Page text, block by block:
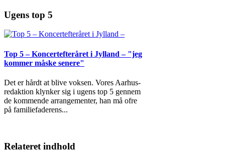
Ugens top 5
Top 5 – Koncertefteråret i Jylland – "jeg
kommer måske senere"
Det er hårdt at blive voksen. Vores Aarhus-
redaktion klynker sig i ugens top 5 gennem
de kommende arrangementer, han må ofre
på familiefaderens...
Relateret indhold